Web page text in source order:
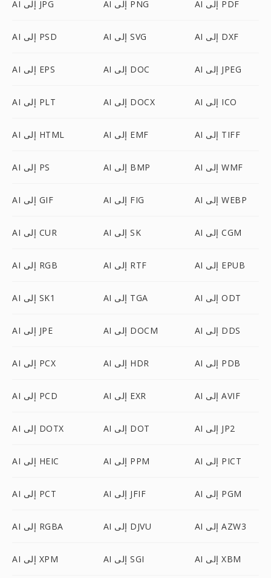
AI إلى JPG AI إلى PNG AI إلى PDF
AI إلى PSD AI إلى SVG AI إلى DXF
AI إلى EPS AI إلى DOC AI إلى JPEG
AI إلى PLT AI إلى DOCX AI إلى ICO
AI إلى HTML AI إلى EMF AI إلى TIFF
AI إلى PS AI إلى BMP AI إلى WMF
AI إلى GIF AI إلى FIG AI إلى WEBP
AI إلى CUR AI إلى SK AI إلى CGM
AI إلى RGB AI إلى RTF AI إلى EPUB
AI إلى SK1 AI إلى TGA AI إلى ODT
AI إلى JPE AI إلى DOCM AI إلى DDS
AI إلى PCX AI إلى HDR AI إلى PDB
AI إلى PCD AI إلى EXR AI إلى AVIF
AI إلى DOTX AI إلى DOT AI إلى JP2
AI إلى HEIC AI إلى PPM AI إلى PICT
AI إلى PCT AI إلى JFIF AI إلى PGM
AI إلى RGBA AI إلى DJVU AI إلى AZW3
AI إلى XPM AI إلى SGI AI إلى XBM